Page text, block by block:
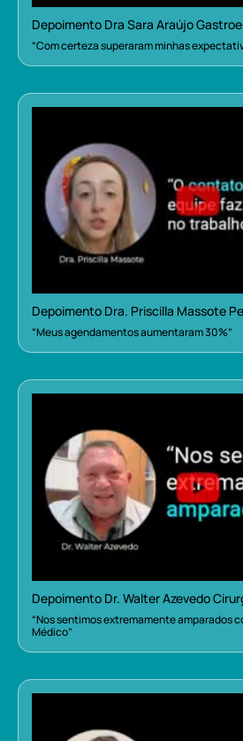
Depoimento Dra Sara Araújo
“Com certeza superaram minhas
Depoimento Dra. Priscilla Massote
“Meus agendamentos aumentaram 30%”
Depoimento Dr. Walter Azevedo
“Nos sentimos extremamente amparados
Médico”